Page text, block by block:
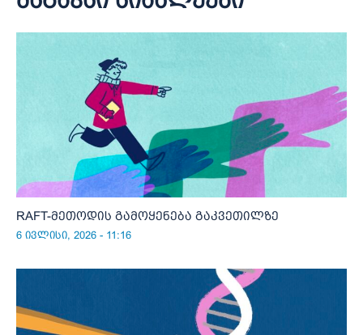
RAFT-მეთოდის გამოყენება გაკვეთილზე
6 ივლისი, 2026 - 11:16